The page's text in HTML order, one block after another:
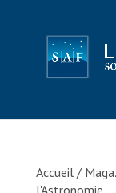
Accueil/
l'Astronomie